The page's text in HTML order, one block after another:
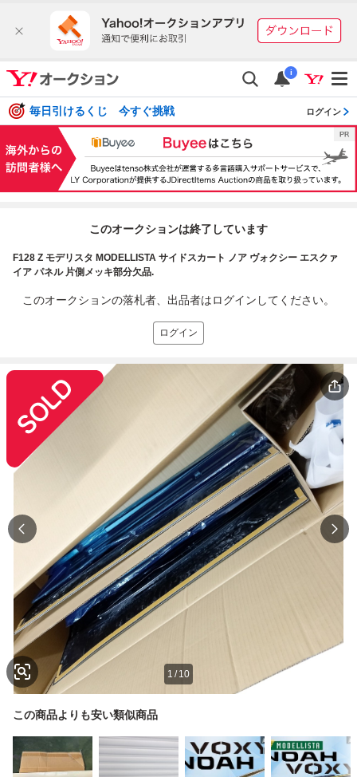
i
毎日引けるくじ 今すぐ挑戦 ログイン
このオークションは終了しています
F128 Z モデリスタ MODELLISTA サイドスカート ノア ヴォクシー エスクァ
イア パネル 片側メッキ部分欠品.
このオークションの落札者、出品者はログインしてください。
ログイン
1 / 10
この商品よりも安い類似商品